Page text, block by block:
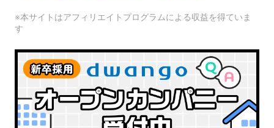
※本サイトはアフィリエイトプログラムによる収益を得ていま
す